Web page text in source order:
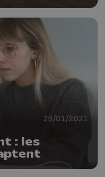
29/01/2021
: les